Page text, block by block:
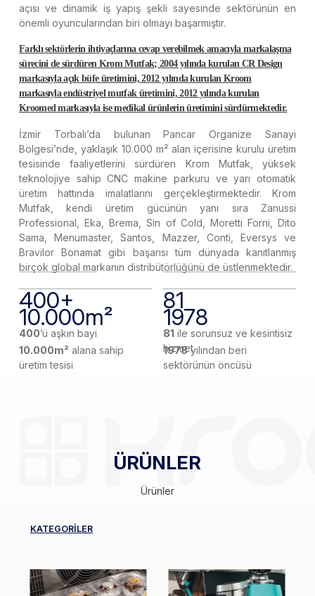
açısı ve dinamik iş yapış şekli sayesinde sektörünün en
önemli oyuncularından biri olmayı başarmıştır.
Farklı sektörlerin ihtiyaçlarına cevap verebilmek amacıyla markalaşma
sürecini de sürdüren Krom Mutfak; 2004 yılında kurulan CR Design
markasıyla açık büfe üretimini, 2012 yılında kurulan Kroom
markasıyla endüstriyel mutfak üretimini, 2012 yılında kurulan
Kroomed markasıyla ise medikal ürünlerin üretimini sürdürmektedir.
İzmir Torbalı’da bulunan Pancar Organize Sanayi
Bölgesi’nde, yaklaşık 10.000 m² alan içerisine kurulu üretim
tesisinde faaliyetlerini sürdüren Krom Mutfak, yüksek
teknolojiye sahip CNC makine parkuru ve yarı otomatik
üretim hattında imalatlarını gerçekleştirmektedir. Krom
Mutfak, kendi üretim gücünün yanı sıra Zanussi
Professional, Eka, Brema, Sin of Cold, Moretti Forni, Dito
Sama, Menumaster, Santos, Mazzer, Conti, Eversys ve
Bravilor Bonamat gibi başarısı tüm dünyada kanıtlanmış
birçok global markanın distribütörlüğünü de üstlenmektedir.
400+
400’ü aşkın bayi
10.000m²
10.000m² alana sahip
üretim tesisi
1978
1978yılından beri
sektörünün öncüsü
81
81 ile sorunsuz ve kesintisiz
hizmet
ÜRÜNLER
Ürünler
KATEGORİLER